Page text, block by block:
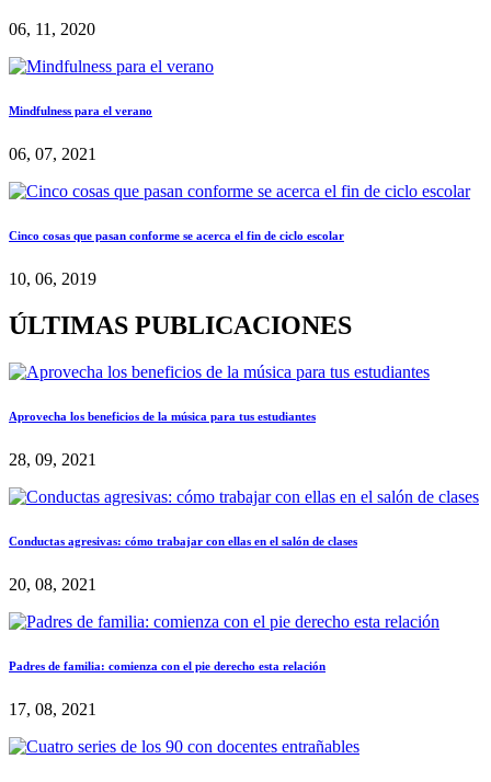
06, 11, 2020
Mindfulness para el verano
06, 07, 2021
Cinco cosas que pasan conforme se acerca el fin de ciclo escolar
10, 06, 2019
ÚLTIMAS PUBLICACIONES
Aprovecha los beneficios de la música para tus estudiantes
28, 09, 2021
Conductas agresivas: cómo trabajar con ellas en el salón de clases
20, 08, 2021
Padres de familia: comienza con el pie derecho esta relación
17, 08, 2021